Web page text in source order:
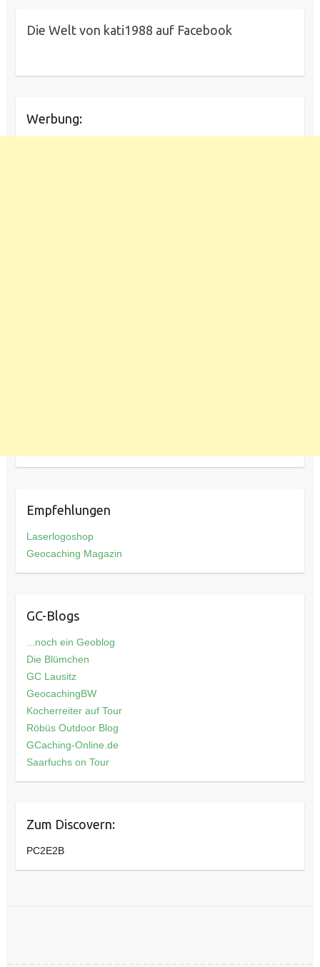
Die Welt von kati1988 auf Facebook
Werbung:
Empfehlungen
Laserlogoshop
Geocaching Magazin
GC-Blogs
...noch ein Geoblog
Die Blümchen
GC Lausitz
GeocachingBW
Kocherreiter auf Tour
Röbüs Outdoor Blog
GCaching-Online.de
Saarfuchs on Tour
Zum Discovern:
PC2E2B